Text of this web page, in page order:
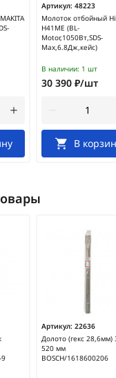
Артикул: 48223
Молоток отбойный
H41ME (BL-
Motor,1050Вт,SDS-
Max,6.8Дж,кейс)
В наличии: 1 шт
30 390 ₽/шт
В
9
Артикул: 22636
Долото (гекс 28,6мм)
520 мм
BOSCH/1618600206